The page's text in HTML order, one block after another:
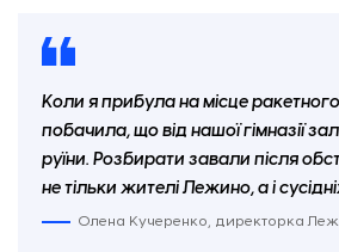
Коли я прибула на місце
побачила, що від нашої гімназії
руїни. Розбирати завали після
не тільки жителі Лежино, а і
Олена Кучеренко, директорка